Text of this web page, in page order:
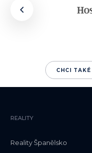
CHCI
REALITY
Reality Španělsko